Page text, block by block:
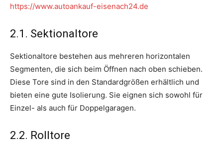
https://www.autoankauf-eisenach24.de
2.1. Sektionaltore
Sektionaltore bestehen aus mehreren horizontalen
Segmenten, die sich beim Öffnen nach oben schieben.
Diese Tore sind in den Standardgrößen erhältlich und
bieten eine gute Isolierung. Sie eignen sich sowohl für
Einzel- als auch für Doppelgaragen.
2.2. Rolltore